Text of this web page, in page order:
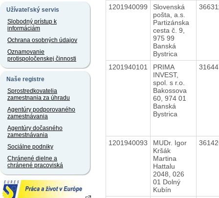
Užívateľský servis
Slobodný prístup k
informáciám
Ochrana osobných údajov
Oznamovanie
protispoločenskej činnosti
Naše registre
Sprostredkovatelia
zamestnania za úhradu
Agentúry podporovaného
zamestnávania
Agentúry dočasného
zamestnávania
Sociálne podniky
Chránené dielne a
chránené pracoviská
1201940099
Slovenská
pošta, a.s.
Partizánska
cesta č. 9,
975 99
Banská
Bystrica
1201940101
PRIMA
INVEST,
spol. s r.o.
Bakossova
60, 974 01
Banská
Bystrica
1201940093
MUDr. Igor
Kršák
Martina
Hattalu
2048, 026
01 Dolný
Kubín